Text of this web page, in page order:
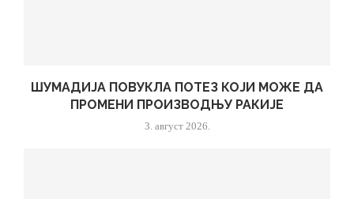
ШУМАДИЈА ПОВУКЛА ПОТЕЗ КОЈИ МОЖЕ ДА
ПРОМЕНИ ПРОИЗВОДЊУ РАКИЈЕ
3. август 2026.